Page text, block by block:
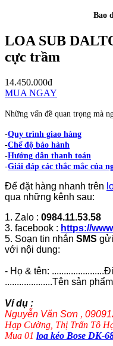
Bao
LOA SUB
cực trầm
14.450.000đ
MUA NGAY
Những vấn đề quan trọng mà
-Quy trình giao hàng
-Chế độ bảo hành
-Hướng dẫn thanh toán
-Giải đáp các thắc mắc của
Để đặt hàng nhanh trên
qua những kênh sau:
1. Zalo : 0984.11.53.58
3. facebook : https://
5. Soạn tin nhắn SMS
với nội dung:
- Họ & tên:
....................Tên sản
Ví dụ :
Nguyễn Văn Sơn ,
Hạp Cường, Thị Trấn Tô
Mua 01 loa kéo Bose DK-